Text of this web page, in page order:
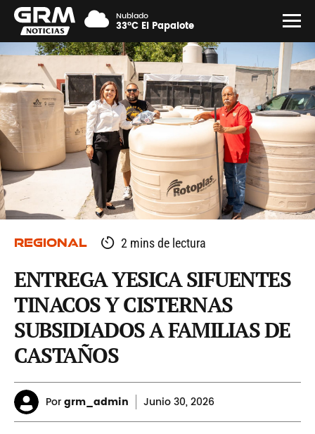
Nublado
33°C El Papalote
REGIONAL 2 mins de lectura
ENTREGA YESICA SIFUENTES
TINACOS Y CISTERNAS
SUBSIDIADOS A FAMILIAS DE
CASTAÑOS
Porgrm_admin Junio30, 2026